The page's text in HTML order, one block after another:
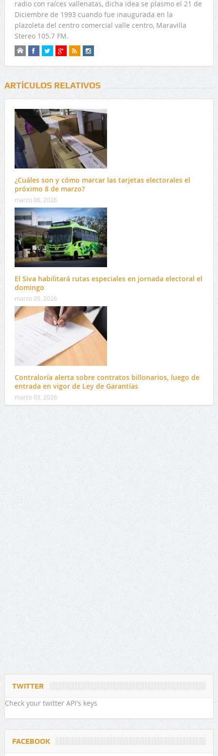
radio con raíces vallenatas, dicha idea se plasmo el 21 de
Diciembre de 1993 cuando fue inaugurada en la
plazoleta del centro comercial valle centro, Maravilla
Stereo 105.7 FM.
ARTÍCULOS RELATIVOS
¿Cuáles son y cómo marcar las tarjetas electorales el
próximo 8 de marzo?
marzo 06, 2026
El Siva habilitará rutas especiales en jornada electoral el
domingo
marzo 05, 2026
Contraloría alerta sobre contratos billonarios, luego de
entrada en vigor de Ley de Garantías
marzo 03, 2026
TWITTER
Check your twitter API's keys
FACEBOOK